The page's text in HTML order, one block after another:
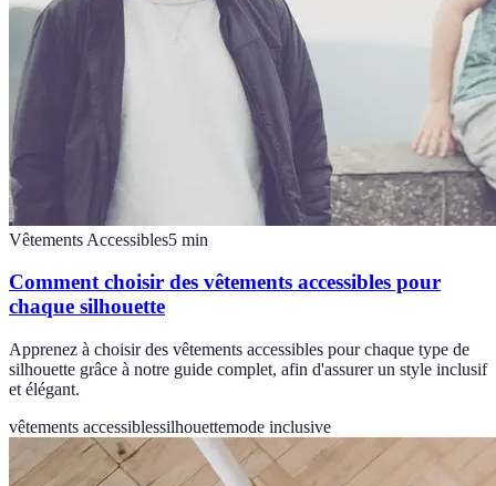
Vêtements Accessibles5 min
Comment choisir des vêtements accessibles pour
chaque silhouette
Apprenez à choisir des vêtements accessibles pour chaque type de
silhouette grâce à notre guide complet, afin d'assurer un style inclusif
et élégant.
vêtements accessiblessilhouettemode inclusive